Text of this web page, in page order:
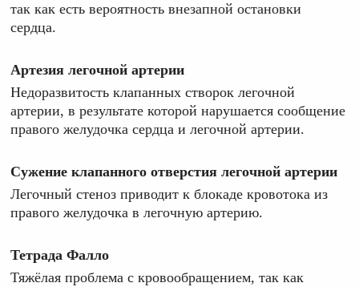
так как есть вероятность внезапной остановки
сердца.
Артезия легочной артерии
Недоразвитость клапанных створок легочной
артерии, в результате которой нарушается сообщение
правого желудочка сердца и легочной артерии.
Сужение клапанного отверстия легочной артерии
Легочный стеноз приводит к блокаде кровотока из
правого желудочка в легочную артерию.
Тетрада Фалло
Тяжёлая проблема с кровообращением, так как